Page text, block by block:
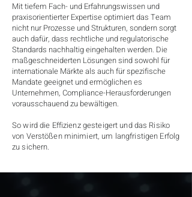
Mit tiefem Fach- und Erfahrungswissen und
praxisorientierter Expertise optimiert das Team
nicht nur Prozesse und Strukturen, sondern sorgt
auch dafür, dass rechtliche und regulatorische
Standards nachhaltig eingehalten werden. Die
maßgeschneiderten Lösungen sind sowohl für
internationale Märkte als auch für spezifische
Mandate geeignet und ermöglichen es
Unternehmen, Compliance-Herausforderungen
vorausschauend zu bewältigen.
So wird die Effizienz gesteigert und das Risiko
von Verstößen minimiert, um langfristigen Erfolg
zu sichern.